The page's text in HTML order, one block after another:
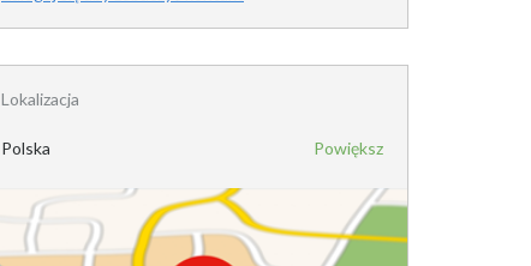
Lokalizacja
Polska Powiększ